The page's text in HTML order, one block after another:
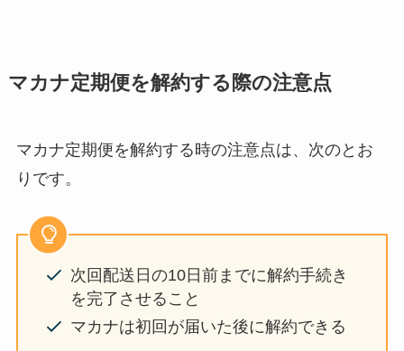
マカナ定期便を解約する際の注意点
マカナ定期便を解約する時の注意点は、次のとお
りです。
次回配送日の10日前までに解約手続き
を完了させること
マカナは初回が届いた後に解約できる